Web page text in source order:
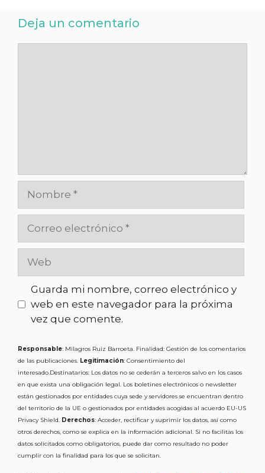
Deja un comentario
Guarda mi nombre, correo electrónico y
web en este navegador para la próxima
vez que comente.
Responsable: Milagros Ruiz Barroeta. Finalidad: Gestión de los comentarios
de las publicaciones. Legitimación: Consentimiento del
interesado.Destinatarios: Los datos no se cederán a terceros salvo en los casos
en que exista una obligación legal. Los boletines electrónicos o newsletter
están gestionados por entidades cuya sede y servidores se encuentran dentro
del territorio de la UE o gestionados por entidades acogidas al acuerdo EU-US
Privacy Shield. Derechos: Acceder, rectificar y suprimir los datos, así como
otros derechos, como se explica en la información adicional. Si no facilitas los
datos solicitados como obligatorios, puede dar como resultado no poder
cumplir con la finalidad para los que se solicitan.